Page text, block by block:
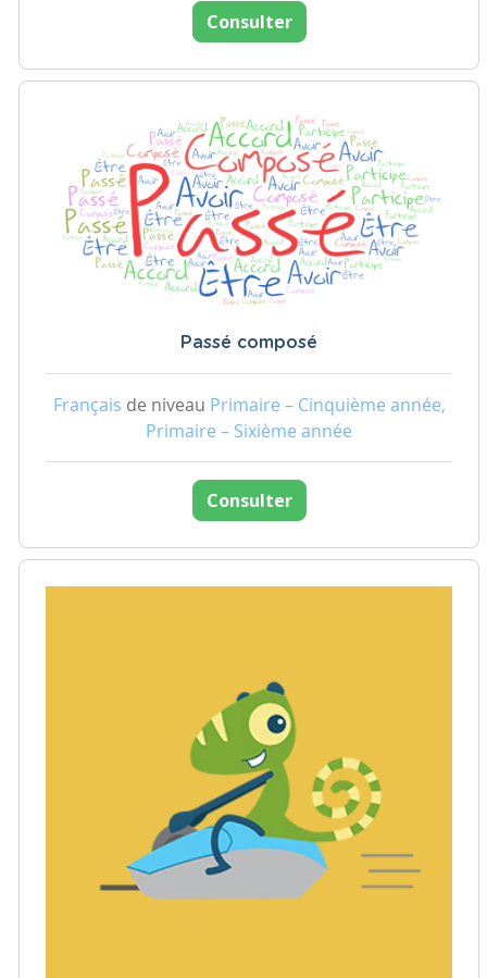
Consulter
Passé composé
Français de niveau Primaire – Cinquième année,
Primaire – Sixième année
Consulter